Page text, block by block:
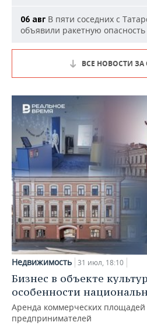
06 авг В пяти соседних с
объявили ракетную опасность
ВСЕ НОВОСТИ ЗА
Недвижимость 31 июл, 18:10
Бизнес в объекте
особенности
Аренда коммерческих
предпринимателей